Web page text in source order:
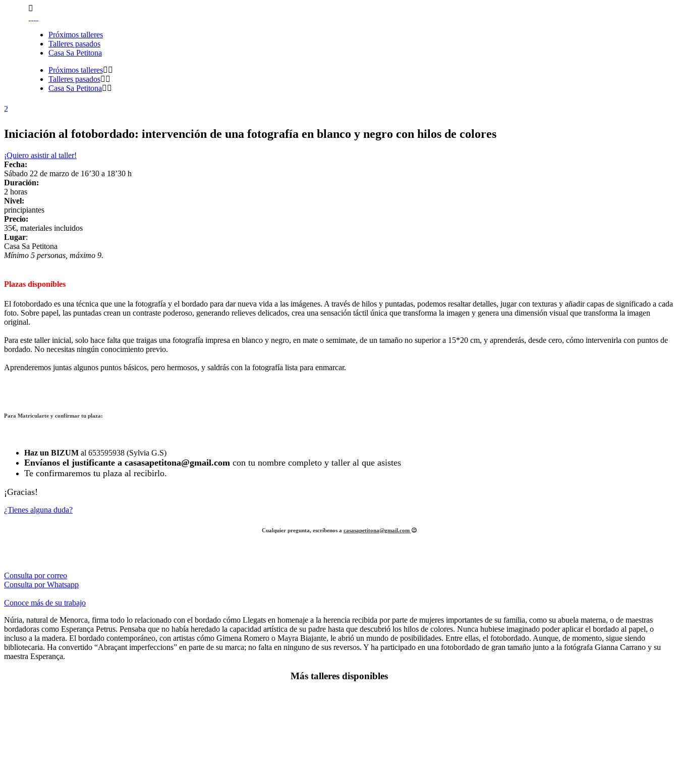
Próximos talleres
Talleres pasados
Casa Sa Petitona
Próximos talleres
Talleres pasados
Casa Sa Petitona
Iniciación al fotobordado: intervención de una fotografía en blanco y negro con hilos de colores
¡Quiero asistir al taller!
Fecha:
Sábado 22 de marzo de 16’30 a 18’30 h
Duración:
2 horas
Nivel:
principiantes
Precio:
35€, materiales incluidos
Lugar:
Casa Sa Petitona
Mínimo 5 personas, máximo 9.
Plazas disponibles
El fotobordado es una técnica que une la fotografía y el bordado para dar nueva vida a las imágenes. A través de hilos y puntadas, podemos resaltar detalles, jugar con texturas y añadir capas de significado a cada
foto. Sobre papel, las puntadas crean un contraste poderoso, generando relieves delicados, crea una sensación táctil única que transforma la imagen y genera una dimensión visual que transforma la imagen
original.
Para este taller inicial, solo hace falta que traigas una fotografía impresa en blanco y negro, en mate o semimate, de un tamaño no superior a 15*20 cm, y aprenderás, desde cero, cómo intervenirla con puntos de
bordado. No necesitas ningún conocimiento previo.
Aprenderemos juntas algunos puntos básicos, pero hermosos, y saldrás con la fotografía lista para enmarcar.
Para Matricularte y confirmar tu plaza:
Haz un BIZUM al 653595938 (Sylvia G.S)
Envíanos el justificante a casasapetitona@gmail.com con tu nombre completo y taller al que asistes
Te confirmaremos tu plaza al recibirlo.
¡Gracias!
¿Tienes alguna duda?
Cualquier pregunta, escríbenos a casasapetitona@gmail.com 😉
Consulta por correo
Consulta por Whatsapp
Conoce más de su trabajo
Núria, natural de Menorca, firma todo lo relacionado con el bordado cómo Llegats en homenaje a la herencia recibida por parte de mujeres importantes de su familia, como su abuela materna, o de maestras
bordadoras como Esperança Petrus. Pensaba que no había heredado la capacidad artística de su padre hasta que descubrió los hilos de colores. Nunca hubiese imaginado poder aplicar el bordado al papel, o
incluso a la madera. El bordado contemporáneo, con artistas cómo Gimena Romero o Mayra Biajante, le abrió un mundo de posibilidades. Entre ellas, el fotobordado. Aunque, de momento, sigue siendo
bibliotecaria. Ha convertido “Abraçant imperfeccions” en parte de su marca; no falta en ninguno de sus reversos. Y ha participado en una fotobordado de gran tamaño junto a la fotógrafa Gianna Carrano y su
maestra Esperança.
Más talleres disponibles